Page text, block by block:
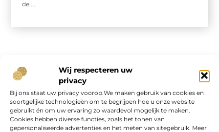
Wij respecteren uw
privacy
Bij ons staat uw privacy voorop.We maken gebruik van cookies en
soortgelijke technologieën om te begrijpen hoe u onze website
gebruikt én om uw ervaring zo waardevol mogelijk te maken.
Cookies hebben diverse functies, zoals het tonen van
gepersonaliseerde advertenties en het meten van sitegebruik. Meer
de ...
Onze informatie